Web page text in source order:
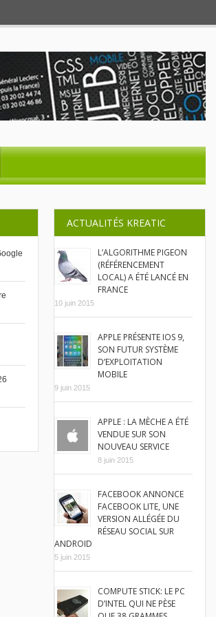
ACTUALITÉS KREATIC
L’ALGORITHME PIGEON
(RÉFÉRENCEMENT
LOCAL) A ÉTÉ LANCÉ EN
FRANCE
10 juin 2015
APPLE PRÉSENTE IOS 9,
SON FUTUR SYSTÈME
D’EXPLOITATION
MOBILE
9 juin 2015
APPLE : LA MÈCHE A ÉTÉ
VENDUE SUR SON
NOUVEAU SERVICE
8 juin 2015
FACEBOOK ANNONCE
FACEBOOK LITE, UNE
VERSION ALLÉGÉE DU
RÉSEAU SOCIAL SUR
ANDROID
5 juin 2015
COMPUTE STICK: LE PC
D’INTEL QUI NE PÈSE